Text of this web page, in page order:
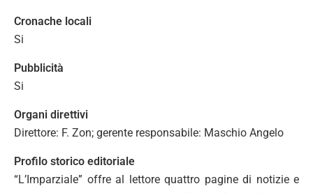
Cronache locali
Si
Pubblicità
Si
Organi direttivi
Direttore: F. Zon; gerente responsabile: Maschio Angelo
Profilo storico editoriale
“L’Imparziale” offre al lettore quattro pagine di notizie e